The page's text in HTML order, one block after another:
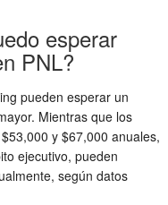
esperar
PNL?
pueden esperar un
Mientras que los
y $67,000 anuales,
ejecutivo, pueden
según datos